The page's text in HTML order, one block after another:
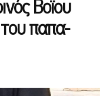
παπα-